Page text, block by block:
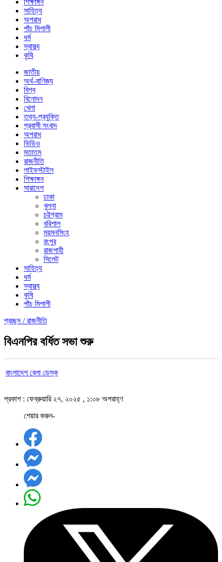
শিক্ষাঙ্গন
সাহিত্য
অপরাধ
পাঁচ মিশালী
ধর্ম
স্বাস্থ্য
কৃষি
জাতীয়
অর্থ-বাণিজ্য
বিশ্ব
বিনোদন
খেলা
তথ্য-প্রযুক্তি
প্রবাসী সংবাদ
অপরাধ
ভিডিও
মতাতম
রাজনীতি
লাইফস্টাইল
শিক্ষাঙ্গন
সারাদেশ
ঢাকা
খুলনা
চট্টগ্রাম
বরিশাল
ময়মনসিংহ
রংপুর
রাজশাহী
সিলেট
সাহিত্য
ধর্ম
স্বাস্থ্য
কৃষি
পাঁচ মিশালী
প্রচ্ছদ /রাজনীতি
বিএনপির বর্ধিত সভা শুরু
বাংলাদেশ বেলা ডেস্ক
প্রকাশ : ফেব্রুয়ারি ২৭, ২০২৫ , ১:০৮ অপরাহ্ণ
শেয়ার করুন-